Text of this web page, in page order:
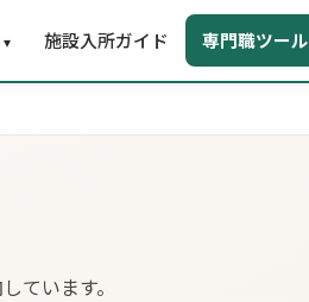
▾ 施設入所ガイド 専門職ツール
ています。